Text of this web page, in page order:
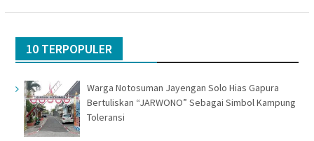
10 TERPOPULER
Warga Notosuman Jayengan Solo Hias Gapura
Bertuliskan “JARWONO” Sebagai Simbol Kampung
Toleransi